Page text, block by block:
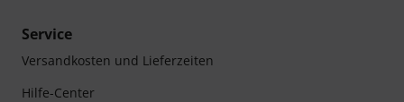
Service
Versandkosten und Lieferzeiten
Hilfe-Center